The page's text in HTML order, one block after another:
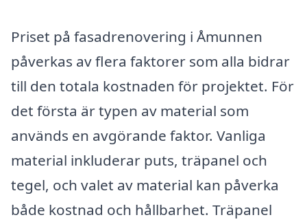
Priset på fasadrenovering i Åmunnen
påverkas av flera faktorer som alla bidrar
till den totala kostnaden för projektet. För
det första är typen av material som
används en avgörande faktor. Vanliga
material inkluderar puts, träpanel och
tegel, och valet av material kan påverka
både kostnad och hållbarhet. Träpanel